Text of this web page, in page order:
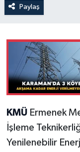
Paylaş
KMÜ Ermenek
İşleme
Yenilenebilir